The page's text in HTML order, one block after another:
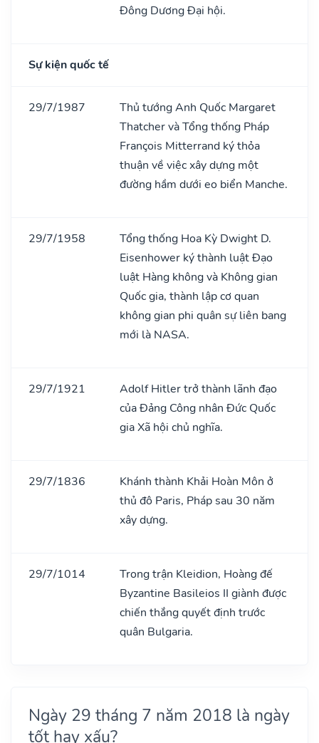
Đông Dương Đại hội.
Sự kiện quốc tế
29/7/1987
Thủ tướng Anh Quốc Margaret
Thatcher và Tổng thống Pháp
François Mitterrand ký thỏa
thuận về việc xây dựng một
đường hầm dưới eo biển Manche.
29/7/1958
Tổng thống Hoa Kỳ Dwight D.
Eisenhower ký thành luật Đạo
luật Hàng không và Không gian
Quốc gia, thành lập cơ quan
không gian phi quân sự liên bang
mới là NASA.
29/7/1921
Adolf Hitler trở thành lãnh đạo
của Đảng Công nhân Đức Quốc
gia Xã hội chủ nghĩa.
29/7/1836
Khánh thành Khải Hoàn Môn ở
thủ đô Paris, Pháp sau 30 năm
xây dựng.
29/7/1014
Trong trận Kleidion, Hoàng đế
Byzantine Basileios II giành được
chiến thắng quyết định trước
quân Bulgaria.
Ngày 29 tháng 7 năm 2018 là ngày
tốt hay xấu?